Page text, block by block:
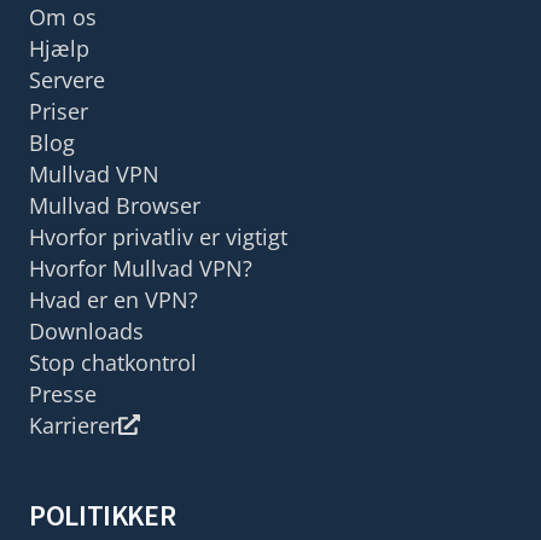
Om os
Hjælp
Servere
Priser
Blog
Mullvad VPN
Mullvad Browser
Hvorfor privatliv er vigtigt
Hvorfor Mullvad VPN?
Hvad er en VPN?
Downloads
Stop chatkontrol
Presse
Karrierer
POLITIKKER